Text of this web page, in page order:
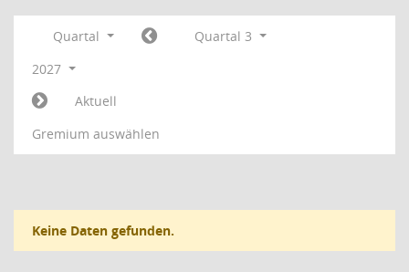
Quartal
Quartal 3
2027
Aktuell
Gremium auswählen
Keine Daten gefunden.